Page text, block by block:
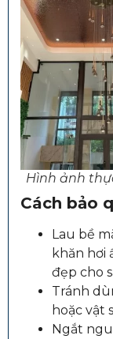
Hình ảnh
Cách bảo
Lau bề
khăn hơi
đẹp cho
Tránh
hoặc vật
Ngắt